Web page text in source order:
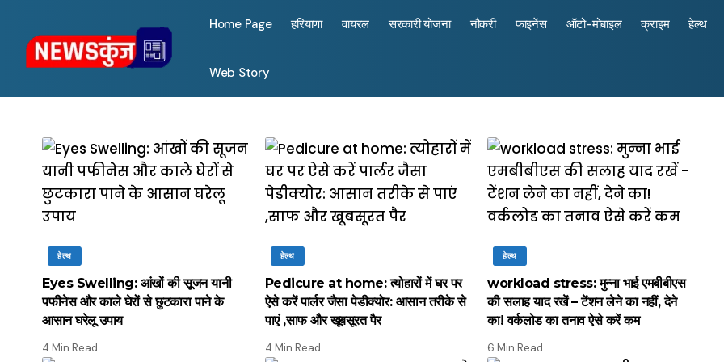
Home Page हरियाणा वायरल सरकारी योजना नौकरी फाइनेंस ऑटो-मोबाइल क्राइम हेल्थ
Web Story
हेल्थ
Eyes Swelling: आंखों की सूजन यानी
पफीनेस और काले घेरों से छुटकारा पाने के
आसान घरेलू उपाय
4 Min Read
हेल्थ
Pedicure at home: त्योहारों में घर पर
ऐसे करें पार्लर जैसा पेडीक्योर: आसान तरीके से
पाएं ,साफ और खूबसूरत पैर
4 Min Read
हेल्थ
workload stress: मुन्ना भाई एमबीबीएस
की सलाह याद रखें – टेंशन लेने का नहीं, देने
का! वर्कलोड का तनाव ऐसे करें कम
6 Min Read